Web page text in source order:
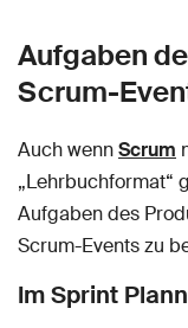
Aufgaben
Scrum-
Auch wennScrum
„Lehrbuchformat“
Aufgaben des
Scrum-Events zu
Im Sprint